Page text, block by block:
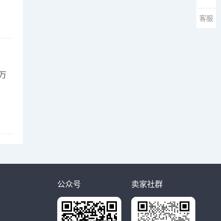
公众号 卖家社群
客服